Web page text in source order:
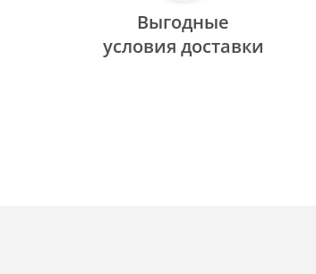
Выгодные
уcловия доставки